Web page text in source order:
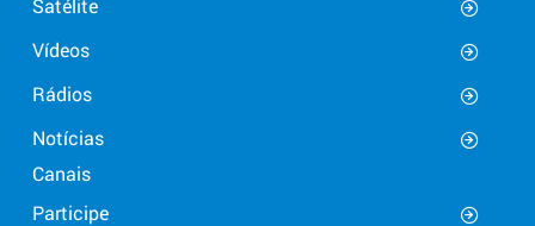
Satélite
Vídeos
Rádios
Notícias
Canais
Participe